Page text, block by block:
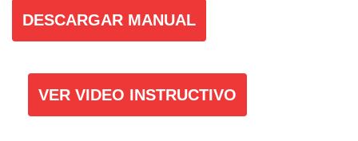
DESCARGAR MANUAL
VER VIDEO INSTRUCTIVO